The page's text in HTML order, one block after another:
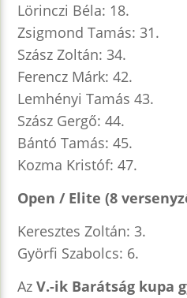
Lörinczi Béla: 18.
Zsigmond Tamás: 31.
Szász Zoltán: 34.
Ferencz Márk: 42.
Lemhényi Tamás 43.
Szász Gergő: 44.
Bántó Tamás: 45.
Kozma Kristóf: 47.
Open / Elite (8
Keresztes Zoltán: 3.
Györfi Szabolcs: 6.
Az V.-ik Barátság kupa